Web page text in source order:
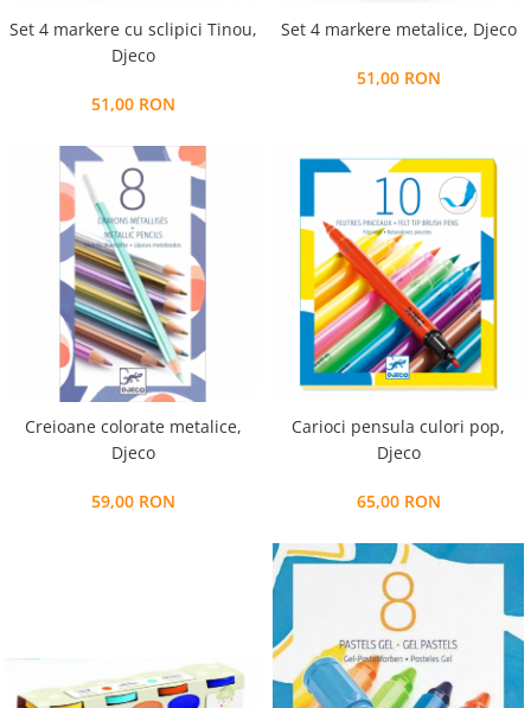
Set 4 markere cu sclipici Tinou,
Djeco
51,00 RON
Set 4 markere metalice, Djeco
51,00 RON
Creioane colorate metalice,
Djeco
59,00 RON
Carioci pensula culori pop,
Djeco
65,00 RON